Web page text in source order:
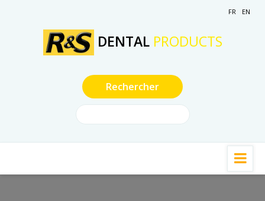
FR EN
DENTAL PRODUCTS